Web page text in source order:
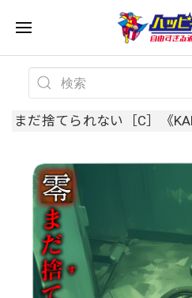
まだ捨てられない［C］《